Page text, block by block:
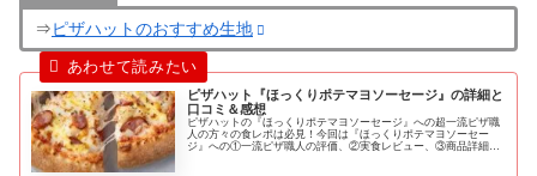
⇒ピザハットのおすすめ生地
ピザハット『ほっくりポテマヨソーセージ』の詳細と
口コミ＆感想
ピザハットの『ほっくりポテマヨソーセージ』への超一流ピザ職
人の方々の食レポは必見！今回は『ほっくりポテマヨソーセー
ジ』への①一流ピザ職人の評価、②実食レビュー、③商品詳細、